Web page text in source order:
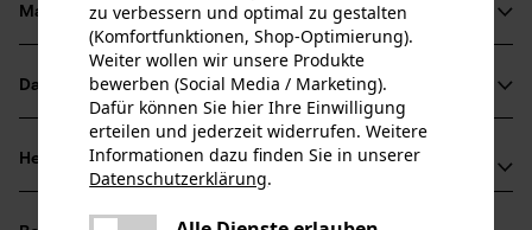
Gläser aus Polycarbonat mit sehr hohem Schutz vor UVA-
und UVB-Strahlen
Produktdetails
Aktivitätstyp
Schützen
Altersgruppe
Erwachsener
Material & Pflege
Material
Details Polsterung
Bügel-Polster
Datenblätter
Baumusterprüfung (PDF)
Konformitätserklärung (PDF)
Herstellerinformationen
zu verbessern und optimal zu gestalten
(Komfortfunktionen, Shop-Optimierung).
Weiter wollen wir unsere Produkte
bewerben (Social Media / Marketing).
Dafür können Sie hier Ihre Einwilligung
erteilen und jederzeit widerrufen. Weitere
Informationen dazu finden Sie in unserer
Datenschutzerklärung.
Es ist ein Fehler aufgetreten. Bitte